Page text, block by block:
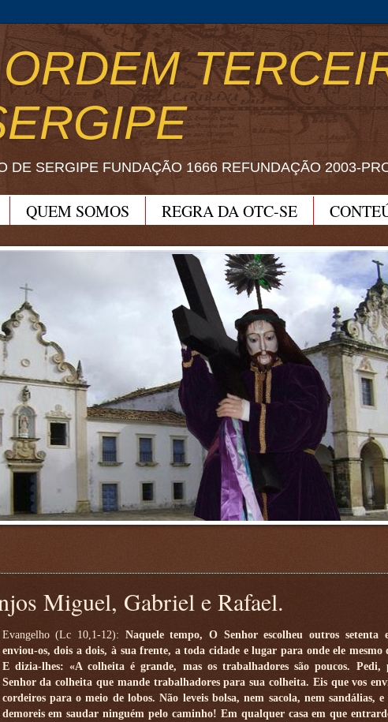
DE SERGIPE FUNDAÇÃO 1666 REFUNDAÇÃO 2003-
QUEM SOMOS REGRA DA OTC-SE
Miguel, Gabriel e Rafael.
Evangelho (Lc 10,1-12): Naquele tempo, O Senhor escolheu outros setenta
enviou-os, dois a dois, à sua frente, a toda cidade e lugar para onde ele mesmo
E dizia-lhes: «A colheita é grande, mas os trabalhadores são poucos. Pedi,
Senhor da colheita que mande trabalhadores para sua colheita. Eis que vos
cordeiros para o meio de lobos. Não leveis bolsa, nem sacola, nem sandálias, e
demoreis em saudar ninguém pelo caminho! Em qualquer casa em que